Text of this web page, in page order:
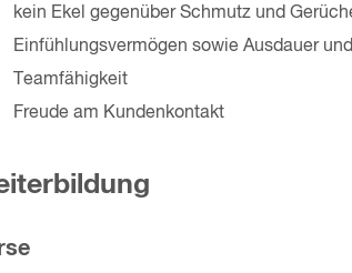
kein Ekel gegenüber Schmutz und
Einfühlungsvermögen sowie Ausdauer
Teamfähigkeit
Freude am Kundenkontakt